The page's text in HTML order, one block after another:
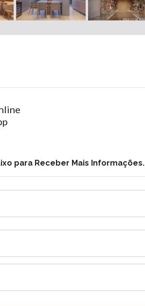
para Receber Mais Informações.